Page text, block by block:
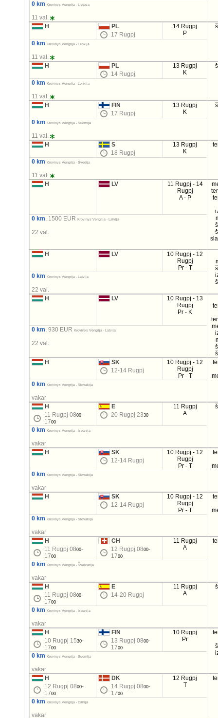
0 km Krovinys Vengrija - Lietuva
11 val.
H
PL
17 Rugpj
14 Rugpj
P
0 km Krovinys Vengrija - Lenkija
11 val.
H
PL
14 Rugpj
13 Rugpj
K
0 km Krovinys Vengrija - Lenkija
11 val.
H
FIN
17 Rugpj
13 Rugpj
K
0 km Krovinys Vengrija - Suomija
11 val.
H
S
18 Rugpj
13 Rugpj
K
0 km Krovinys Vengrija - Švedija
11 val.
H
LV
11 Rugpj - 14
Rugpj
A - P
0 km, 1500 EURKrovinys Vengrija - Latvija
22 val.
H LV
10 Rugpj - 12
Rugpj
Pr - T
0 km Krovinys Vengrija - Latvija
22 val.
H
LV
10 Rugpj - 13
Rugpj
Pr - K
0 km, 930 EURKrovinys Vengrija - Latvija
22 val.
H
SK
12-14 Rugpj
10 Rugpj - 12
Rugpj
Pr - T
0 km
Krovinys Vengrija - Slovakija
vakar
H
11 Rugpj 0800-
1700
E
20 Rugpj 2330
11 Rugpj
A
0 km Krovinys Vengrija - Ispanija
vakar
H
SK
12-14 Rugpj
10 Rugpj - 12
Rugpj
Pr - T
0 km
Krovinys Vengrija - Slovakija
vakar
H
SK
12-14 Rugpj
10 Rugpj - 12
Rugpj
Pr - T
0 km
Krovinys Vengrija - Slovakija
vakar
H
11 Rugpj 0800-
1700
CH
12 Rugpj 0800-
1700
11 Rugpj
A
0 km Krovinys Vengrija - Šveicarija
vakar
H
11 Rugpj 0800-
1700
E
14-20 Rugpj
11 Rugpj
A
0 km Krovinys Vengrija - Ispanija
vakar
H
10 Rugpj 1530-
1700
FIN
13 Rugpj 0800-
1700
10 Rugpj
Pr
0 km Krovinys Vengrija - Suomija
vakar
H
12 Rugpj 0800-
1700
DK
14 Rugpj 0800-
1700
12 Rugpj
T
0 km Krovinys Vengrija - Danija
vakar